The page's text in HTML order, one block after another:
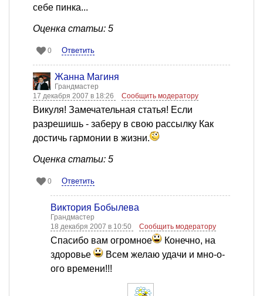
себе пинка...
Оценка статьи: 5
0 Ответить
Жанна Магиня
Грандмастер
17 декабря 2007 в 18:26
Сообщить модератору
Викуля! Замечательная статья! Если
разрешишь - заберу в свою рассылку Как
достичь гармонии в жизни.
Оценка статьи: 5
0 Ответить
Виктория Бобылева
Грандмастер
18 декабря 2007 в 10:50
Сообщить модератору
Спасибо вам огромное
Конечно, на
здоровье
Всем желаю удачи и мно-о-
ого времени!!!